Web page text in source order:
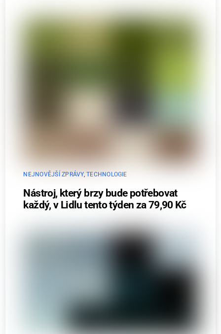
NEJNOVĚJŠÍ ZPRÁVY,TECHNOLOGIE
Nástroj, který brzy bude potřebovat
každý, v Lidlu tento týden za 79,90 Kč